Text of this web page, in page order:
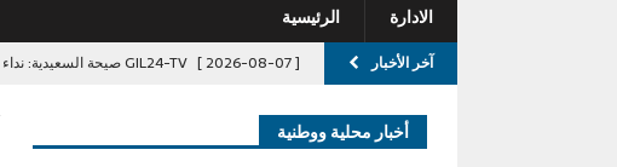
الادارة الرئيسية
آخر الأخبار [ 2026-08-07 ] GIL24-TV صيحة السعيدية: نداء للمسؤولين لإنقاذ السياحة والخدمات
تبخرت! آخر الأخبار/عاجل
أخبار محلية ووطنية